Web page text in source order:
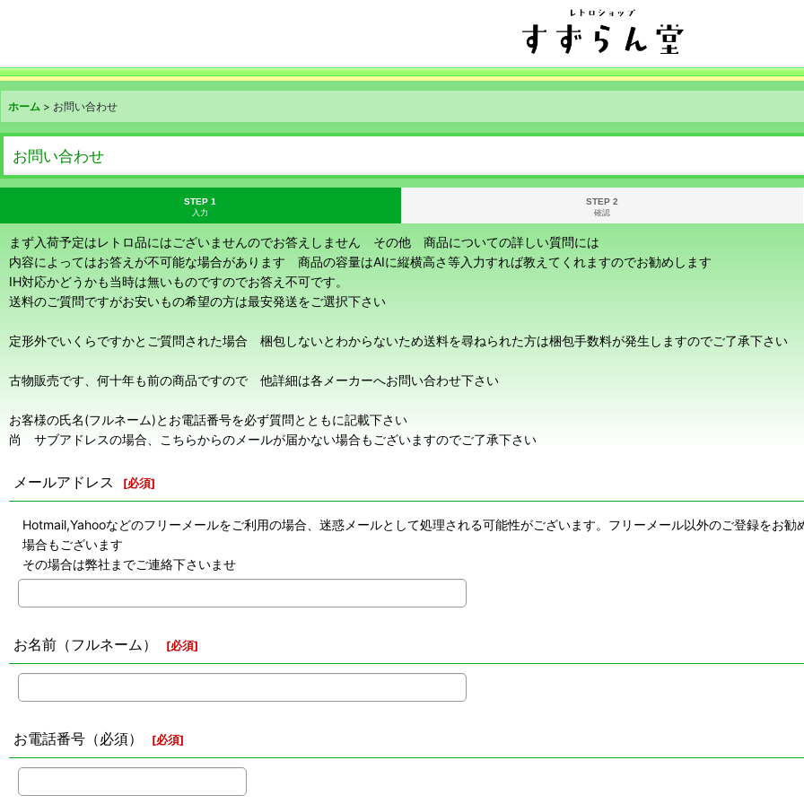
ホーム > お問い合わせ
お問い合わせ
STEP 1
入力
STEP 2
確認
まず入荷予定はレトロ品にはございませんのでお答えしません その他 商品についての詳しい質問には
内容によってはお答えが不可能な場合があります 商品の容量はAIに縦横高さ等入力すれば教えてくれますのでお勧めします
IH対応かどうかも当時は無いものですのでお答え不可です。
送料のご質問ですがお安いもの希望の方は最安発送をご選択下さい
定形外でいくらですかとご質問された場合 梱包しないとわからないため送料を尋ねられた方は梱包手数料が発生しますのでご了承下さい
古物販売です、何十年も前の商品ですので 他詳細は各メーカーへお問い合わせ下さい
お客様の氏名(フルネーム)とお電話番号を必ず質問とともに記載下さい
尚 サブアドレスの場合、こちらからのメールが届かない場合もございますのでご了承下さい
メールアドレス [必須]
Hotmail,Yahooなどのフリーメールをご利用の場合、迷惑メールとして処理される可能性がございます。フリーメール以外のご登録をお
場合もございます
その場合は弊社までご連絡下さいませ
お名前（フルネーム） [必須]
お電話番号（必須） [必須]